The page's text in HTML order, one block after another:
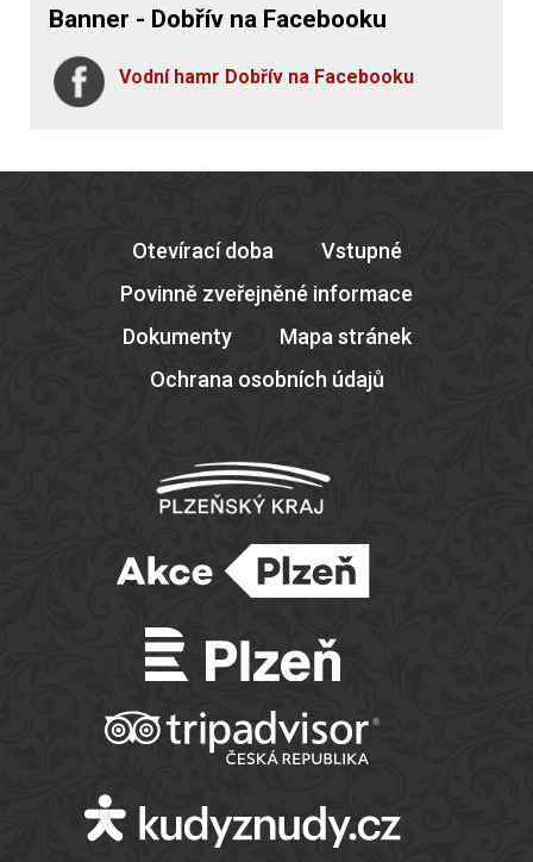
Banner - Dobřív na Facebooku
Vodní hamr Dobřív na Facebooku
Otevírací doba
Vstupné
Povinně zveřejněné informace
Dokumenty
Mapa stránek
Ochrana osobních údajů